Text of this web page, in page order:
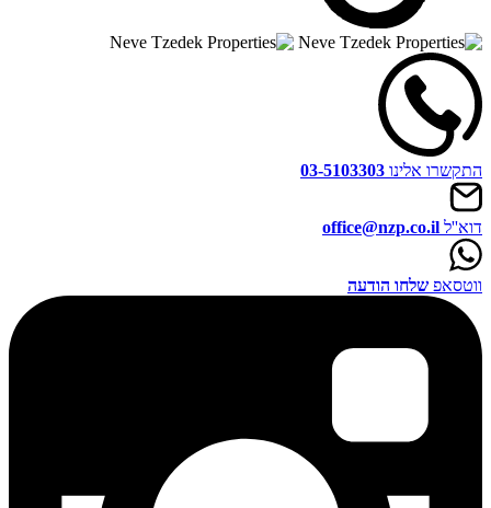
התקשרו אלינו 03-5103303
דוא''ל office@nzp.co.il
ווטסאפ שלחו הודעה